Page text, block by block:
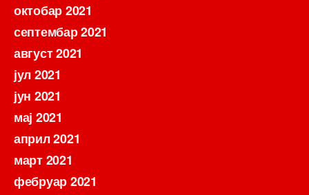
октобар 2021
септембар 2021
август 2021
јул 2021
јун 2021
мај 2021
април 2021
март 2021
фебруар 2021